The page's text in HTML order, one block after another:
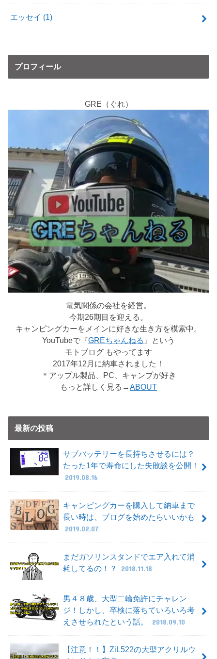
エッセイ (1)
プロフィール
GRE（ぐれ）
電気関係の会社を経営。
今期26期目を迎える。
キャンピングカーをメインに好きな生き方を模索中。
YouTubeで『GREちゃんねる 』という
モトブログ もやってます
2017年12月に納車されました！
＊アップル製品、PC、キャンプが好き
もっと詳しく見る→ABOUT
最新の投稿
サブバッテリーを長持ちさせるには？
たった1年で寿命にした失敗談を公開！
2019.08.16
キャンピングカーを購入して納車まで
長い時は、ブログを始めたらいいかも
2019.02.07
まだガソリンスタンドでエア入れて消
耗してるの！？
2018.11.18
男４８歳、大型二輪免許にチャレン
ジ！しかし、卒検に落ちていろいろ考
えさせられたという話。
2018.09.10
【注意！！】ZiL522の大型アクリルウ